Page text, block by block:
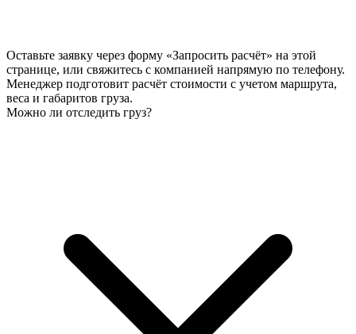
Оставьте заявку через форму «Запросить расчёт» на этой
странице, или свяжитесь с компанией напрямую по телефону.
Менеджер подготовит расчёт стоимости с учетом маршрута,
веса и габаритов груза.
Можно ли отследить груз?